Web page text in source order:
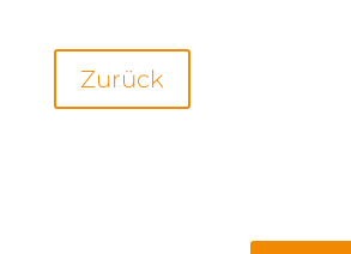
Zurück